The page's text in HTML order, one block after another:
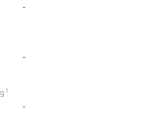
-
-
1
-